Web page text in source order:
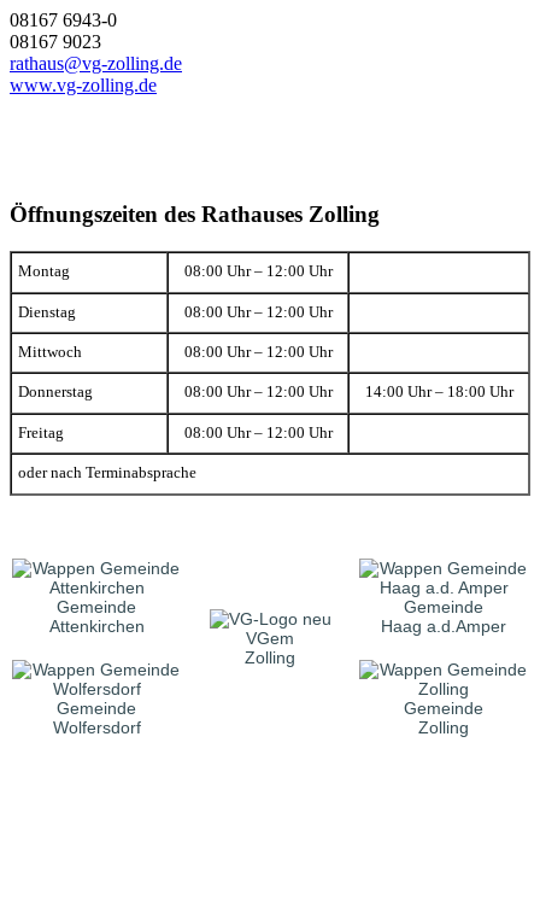
08167 6943-0
08167 9023
rathaus@vg-zolling.de
www.vg-zolling.de
Öffnungszeiten des Rathauses Zolling
Montag 08:00 Uhr – 12:00 Uhr
Dienstag 08:00 Uhr – 12:00 Uhr
Mittwoch 08:00 Uhr – 12:00 Uhr
Donnerstag 08:00 Uhr – 12:00 Uhr 14:00 Uhr – 18:00 Uhr
Freitag 08:00 Uhr – 12:00 Uhr
oder nach Terminabsprache
Gemeinde
Attenkirchen
VGem
Zolling
Gemeinde
Haag a.d.Amper
Gemeinde
Wolfersdorf
Gemeinde
Zolling